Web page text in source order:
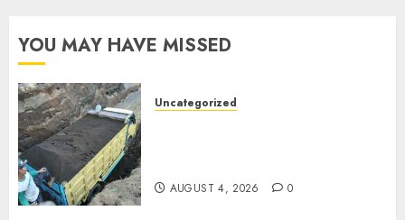
YOU MAY HAVE MISSED
Uncategorized
AUGUST 4, 2026 0